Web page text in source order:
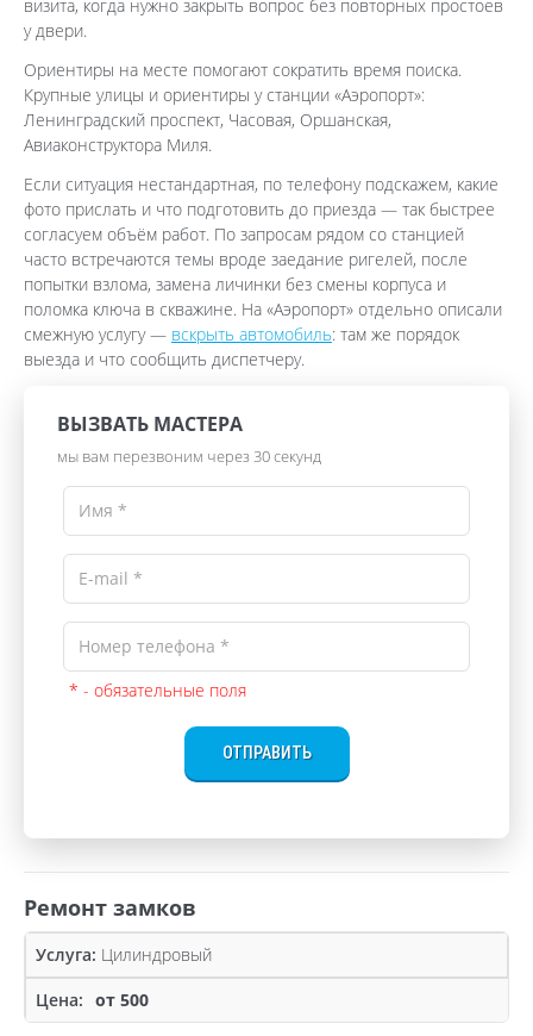
визита, когда нужно закрыть вопрос без повторных простоев
у двери.
Ориентиры на месте помогают сократить время поиска.
Крупные улицы и ориентиры у станции «Аэропорт»:
Ленинградский проспект, Часовая, Оршанская,
Авиаконструктора Миля.
Если ситуация нестандартная, по телефону подскажем, какие
фото прислать и что подготовить до приезда — так быстрее
согласуем объём работ. По запросам рядом со станцией
часто встречаются темы вроде заедание ригелей, после
попытки взлома, замена личинки без смены корпуса и
поломка ключа в скважине. На «Аэропорт» отдельно описали
смежную услугу — вскрыть автомобиль: там же порядок
выезда и что сообщить диспетчеру.
ВЫЗВАТЬ МАСТЕРА
мы вам перезвоним через 30 секунд
* - обязательные поля
ОТПРАВИТЬ
Ремонт замков
Цилиндровый
от 500